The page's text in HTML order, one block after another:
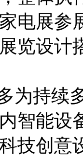
电展参
览设计
为持续
智能设
技创意